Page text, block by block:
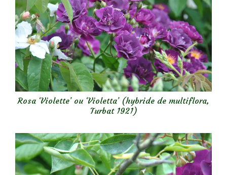
Rosa ‘Violette’ ou ‘Violetta’ (hybride de multiflora,
Turbat 1921)